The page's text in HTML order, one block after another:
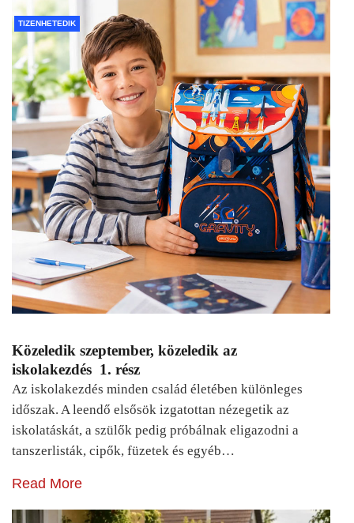
TIZENHETEDIK
Közeledik szeptember, közeledik az
iskolakezdés 1. rész
Az iskolakezdés minden család életében különleges
időszak. A leendő elsősök izgatottan nézegetik az
iskolatáskát, a szülők pedig próbálnak eligazodni a
tanszerlisták, cipők, füzetek és egyéb…
Read More